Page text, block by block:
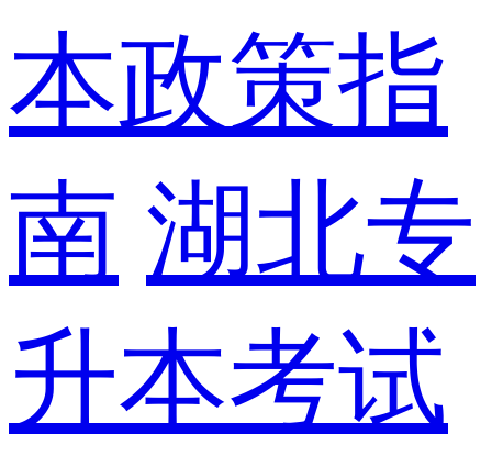
本政策指
南 湖北专
升本考试